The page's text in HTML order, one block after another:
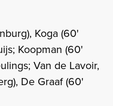
Koga (60'
Koopman (60'
Van de Lavoir,
De Graaf (60'